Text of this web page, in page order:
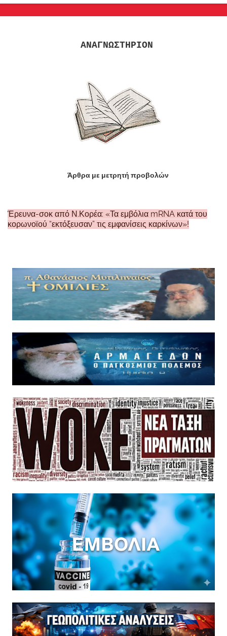
ΑΝΑΓΝΩΣΤΗΡΙΟΝ
Άρθρα με μετρητή προβολών
Έρευνα-σοκ από Ν.Κορέα: «Τα εμβόλια mRNA κατά του
κορωνοϊού “εκτόξευσαν” τις εμφανίσεις καρκίνων»!